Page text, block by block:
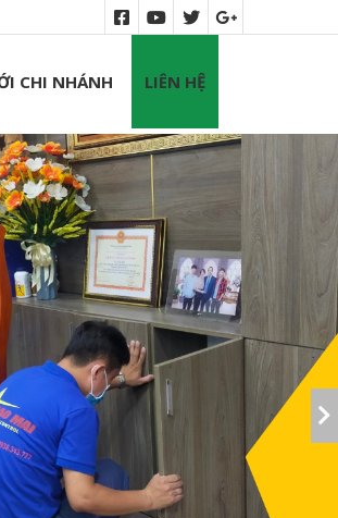
CHI NHÁNH LIÊN HỆ
2.5cs
Liên hệ
Hockley Delta Plus EW
Liên hệ